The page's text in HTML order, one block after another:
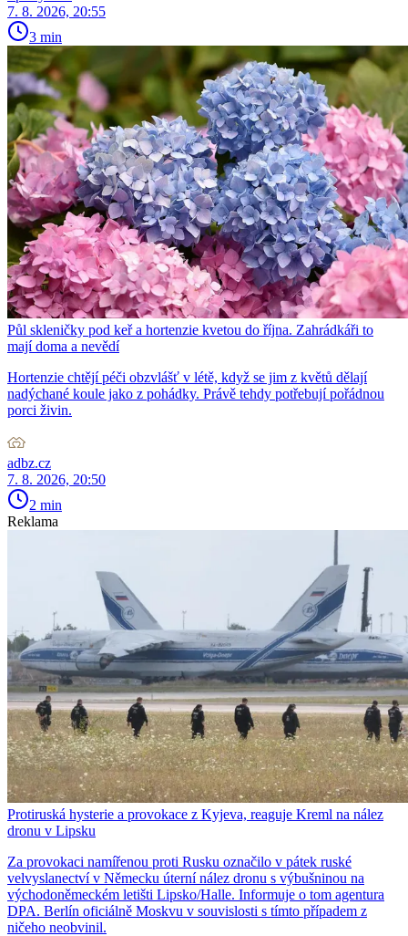
7. 8. 2026, 20:55
3 min
Půl skleničky pod keř a hortenzie kvetou do října. Zahrádkáři to
mají doma a nevědí
Hortenzie chtějí péči obzvlášť v létě, když se jim z květů dělají
nadýchané koule jako z pohádky. Právě tehdy potřebují pořádnou
porci živin.
adbz.cz
7. 8. 2026, 20:50
2 min
Reklama
Protiruská hysterie a provokace z Kyjeva, reaguje Kreml na nález
dronu v Lipsku
Za provokaci namířenou proti Rusku označilo v pátek ruské
velvyslanectví v Německu úterní nález dronu s výbušninou na
východoněmeckém letišti Lipsko/Halle. Informuje o tom agentura
DPA. Berlín oficiálně Moskvu v souvislosti s tímto případem z
ničeho neobvinil.